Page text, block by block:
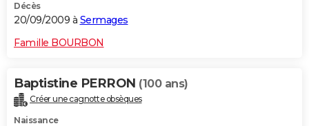
Décès
20/09/2009 à Sermages
Famille BOURBON
Baptistine PERRON (100 ans)
Créer une cagnotte obsèques
Naissance